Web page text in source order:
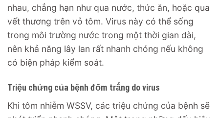
nhau, chẳng hạn như qua nước, thức ăn, hoặc qua
vết thương trên vỏ tôm. Virus này có thể sống
trong môi trường nước trong một thời gian dài,
nên khả năng lây lan rất nhanh chóng nếu không
có biện pháp kiểm soát.
Triệu chứng của bệnh đốm trắng do virus
Khi tôm nhiễm WSSV, các triệu chứng của bệnh sẽ